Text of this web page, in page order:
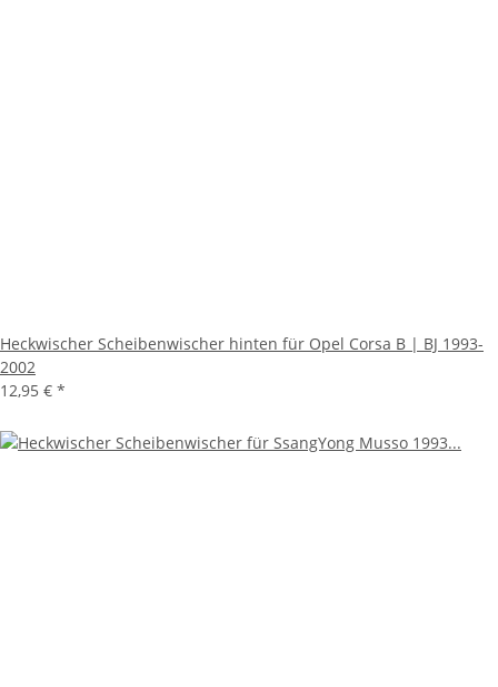
Heckwischer Scheibenwischer hinten für Opel Corsa B | BJ 1993-
2002
12,95 € *